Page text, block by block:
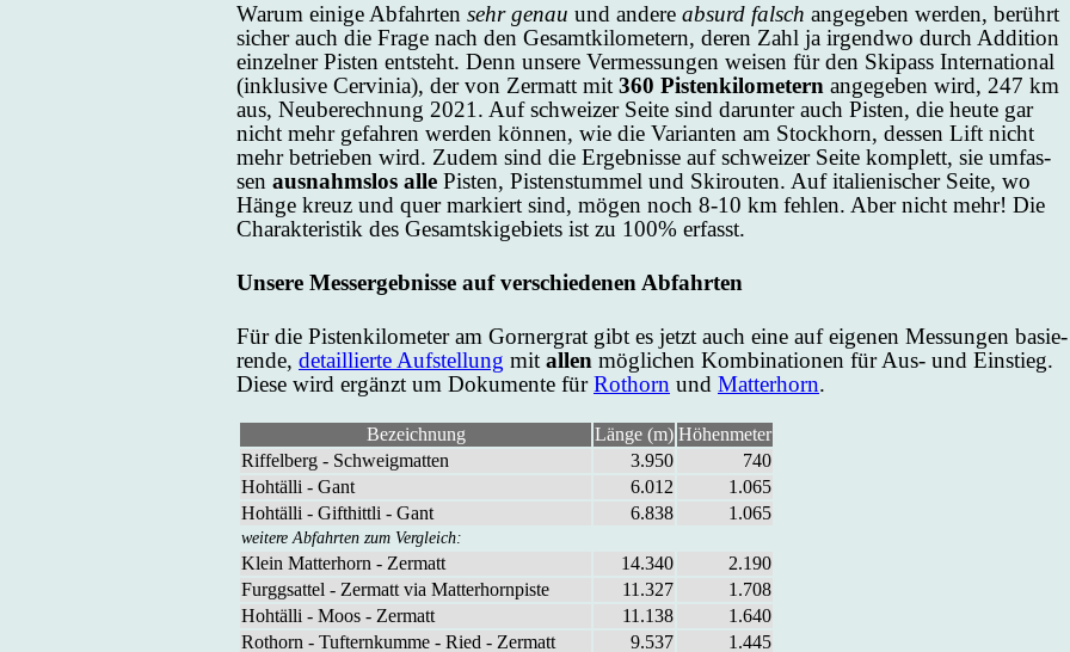
Wa­rum ei­ni­ge Ab­fahr­ten sehr ge­nau und an­de­re ab­surd falsch an­ge­ge­ben wer­den, be­rührt
si­cher auch die Fra­ge nach den Ge­samt­ki­lo­me­tern, de­ren Zahl ja ir­gend­wo durch Ad­di­ti­on
ein­zel­ner Pis­ten ent­steht. Denn un­se­re Ver­mes­sun­gen wei­sen für den Ski­pass In­ter­na­tio­nal
(in­klu­si­ve Cer­vi­nia), der von Zer­matt mit 360 Pis­ten­ki­lo­me­tern an­ge­ge­ben wird, 247 km
aus, Neu­be­rech­nung 2021. Auf schwei­zer Sei­te sind dar­un­ter auch Pis­ten, die heu­te gar
nicht mehr ge­fah­ren wer­den kön­nen, wie die Va­ri­an­ten am Stock­horn, des­sen Lift nicht
mehr be­trie­ben wird. Zu­dem sind die Er­geb­nis­se auf schwei­zer Sei­te kom­plett, sie um­fas­
sen aus­nahms­los al­le Pis­ten, Pis­ten­stum­mel und Ski­rou­ten. Auf ita­lie­ni­scher Sei­te, wo
Hän­ge kreuz und quer mar­kiert sind, mö­gen noch 8-10 km feh­len. Aber nicht mehr! Die
Cha­rak­te­ris­tik des Ge­samt­ski­ge­biets ist zu 100% er­fasst.
Un­se­re Mess­er­geb­nis­se auf ver­schie­de­nen Ab­fahr­ten
Für die Pis­ten­ki­lo­me­ter am Gor­ner­grat gibt es jetzt auch ei­ne auf ei­ge­nen Mes­sun­gen ba­sie­
ren­de, de­tail­lier­te Auf­stel­lung mit al­len mög­li­chen Kom­bi­na­tio­nen für Aus- und Ein­stieg.
Die­se wird er­gänzt um Do­ku­men­te fürRot­horn und Mat­ter­horn.
Bezeichnung Länge (m) Höhenmeter
Riffelberg - Schweigmatten
3.950
740
Hohtälli - Gant
6.012
1.065
Hohtälli - Gifthittli - Gant
6.838 1.065
weitere Abfahrten zum Vergleich:
Klein Matterhorn - Zermatt 14.340
2.190
Furggsattel - Zermatt via Matterhornpiste
11.327
1.708
Hohtälli - Moos - Zermatt
11.138
1.640
Rothorn - Tufternkumme - Ried - Zermatt
9.537 1.445